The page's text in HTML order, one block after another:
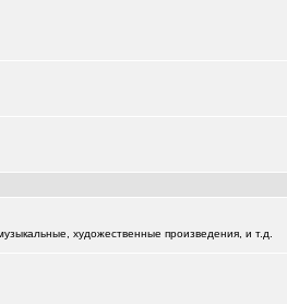
художественные произведения, и т.д.